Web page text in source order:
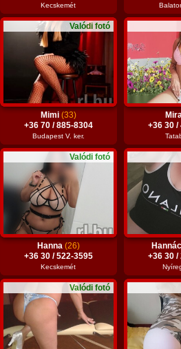
Kecskemét
Valódi fotó
Mimi (33)
+36 70 / 885-8304
Budapest V. ker.
+36 30 /
Valódi fotó
Hanna (26)
+36 30 / 522-3595
Kecskemét
+36 30 /
Valódi fotó